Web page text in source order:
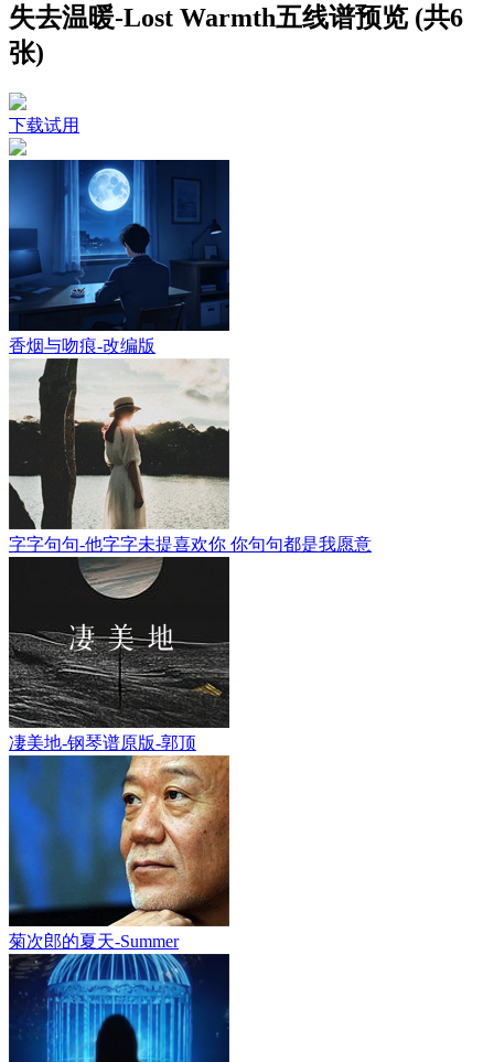
失去温暖-Lost Warmth五线谱预览 (共6
张)
下载试用
香烟与吻痕-改编版
字字句句-他字字未提喜欢你 你句句都是我愿意
凄美地-钢琴谱原版-郭顶
菊次郎的夏天-Summer